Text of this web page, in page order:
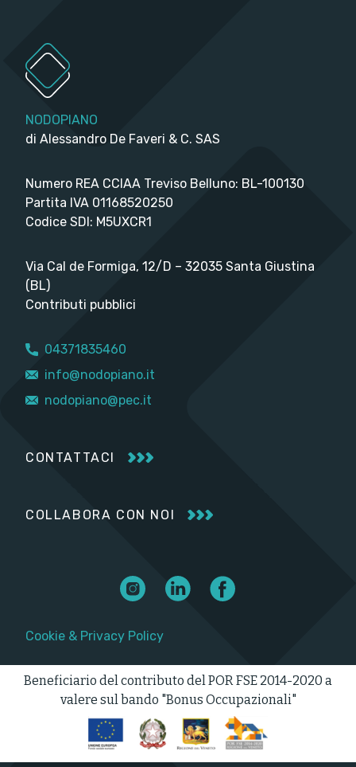
NODOPIANO
di Alessandro De Faveri & C. SAS
Numero REA CCIAA Treviso Belluno: BL-100130
Partita IVA 01168520250
Codice SDI: M5UXCR1
Via Cal de Formiga, 12/D – 32035 Santa Giustina
(BL)
Contributi pubblici
04371835460
info@nodopiano.it
nodopiano@pec.it
CONTATTACI
COLLABORA CON NOI
Cookie & Privacy Policy
Beneficiario del contributo del POR FSE 2014-2020 a
valere sul bando "Bonus Occupazionali"